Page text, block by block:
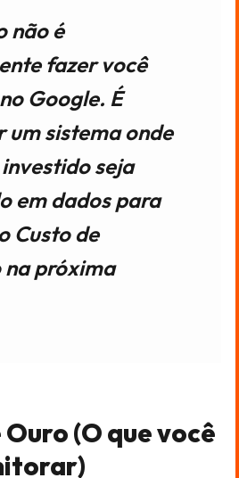
não é
fazer você
Google. É
um sistema onde
investido seja
em dados para
Custo de
na próxima
(O que você